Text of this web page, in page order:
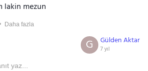
lakin mezun
Daha fazla
Gülden Aktar
7 yıl
G